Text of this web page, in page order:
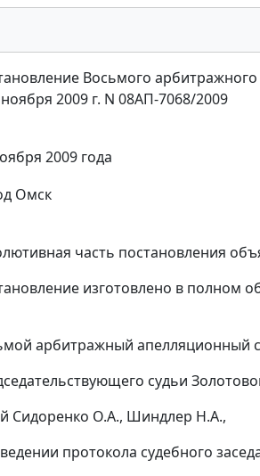
Восьмого
2009 г. N 08АП-7068/2009
2009 года
Омск
часть постановления
изготовлено в полном
арбитражный апелляционный
судьи
Сидоренко О.А., Шиндлер Н.А.,
протокола судебного